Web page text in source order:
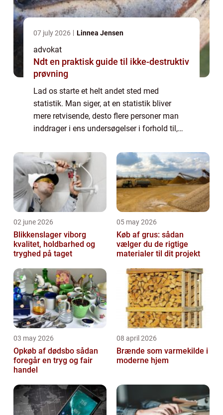
07 july 2026 Linnea Jensen
advokat
Ndt en praktisk guide til ikke-destruktiv
prøvning
Lad os starte et helt andet sted med
statistik. Man siger, at en statistik bliver
mere retvisende, desto flere personer man
inddrager i ens undersøgelser i forhold til,
lave statistik ov...
02 june 2026
Blikkenslager viborg
kvalitet, holdbarhed og
tryghed på taget
05 may 2026
Køb af grus: sådan
vælger du de rigtige
materialer til dit projekt
03 may 2026
Opkøb af dødsbo sådan
foregår en tryg og fair
handel
08 april 2026
Brænde som varmekilde i
moderne hjem